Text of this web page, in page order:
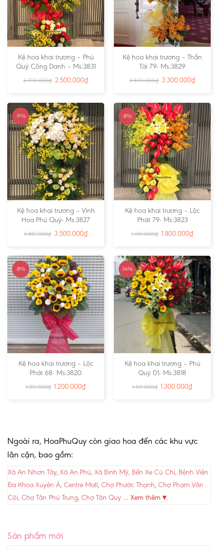
Kệ hoa khai trương – Phú
Quý Công Danh – Ms:3831
2.790.000₫ 2.500.000₫
Kệ hoa khai trương – Thần
Tài 79- Ms:3829
3.590.000₫ 3.300.000₫
-9%
Kệ hoa khai trương – Vinh
Hoa Phú Quý- Ms:3827
3.851.000₫ 3.500.000₫
-8%
Kệ hoa khai trương – Lộc
Phát 79- Ms:3823
1.951.000₫ 1.800.000₫
-8%
Kệ hoa khai trương – Lộc
Phát 68- Ms:3820
1.311.000₫ 1.200.000₫
-14%
Kệ hoa khai trương – Phú
Quý 01- Ms:3818
1.511.000₫ 1.300.000₫
Ngoài ra, HoaPhuQuy còn giao hoa đến các khu vực
lân cận, bao gồm:
Xã An Nhơn Tây, Xã An Phú, Xã Bình Mỹ, Bến Xe Củ Chi, Bệnh Viện
Đa Khoa Xuyên Á, Centre Mall, Chợ Phước Thạnh, Chợ Phạm Văn
Cội, Chợ Tân Phú Trung, Chợ Tân Quy … Xem thêm ▾.
Sản phẩm mới